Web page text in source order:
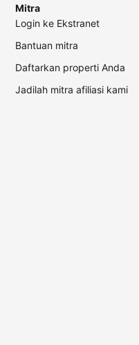
Mitra
Login ke Ekstranet
Bantuan mitra
Daftarkan properti Anda
Jadilah mitra afiliasi kami